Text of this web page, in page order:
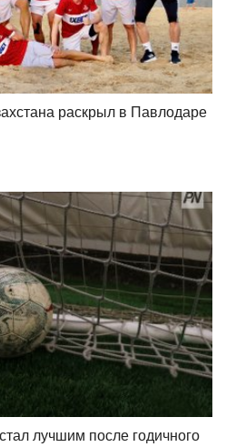
раскрыл в Павлодаре
лучшим после годичного